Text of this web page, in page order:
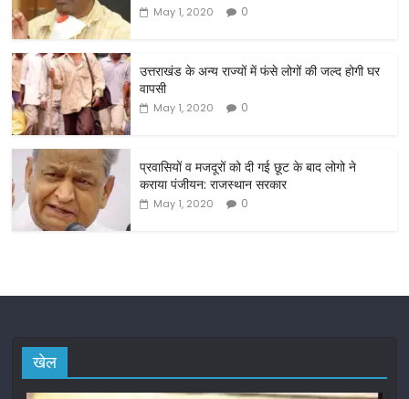
b
o
o
k
May 1, 2020 0
उत्तराखंड के अन्य राज्यों में फंसे लोगों की जल्द होगी घर
वापसी
May 1, 2020 0
प्रवासियों व मजदूरों को दी गई छूट के बाद लोगो ने
कराया पंजीयन: राजस्थान सरकार
May 1, 2020 0
खेल